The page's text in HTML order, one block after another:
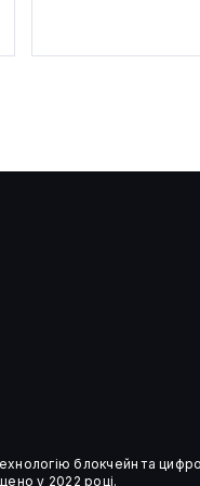
блокчейн та
у 2022 році.